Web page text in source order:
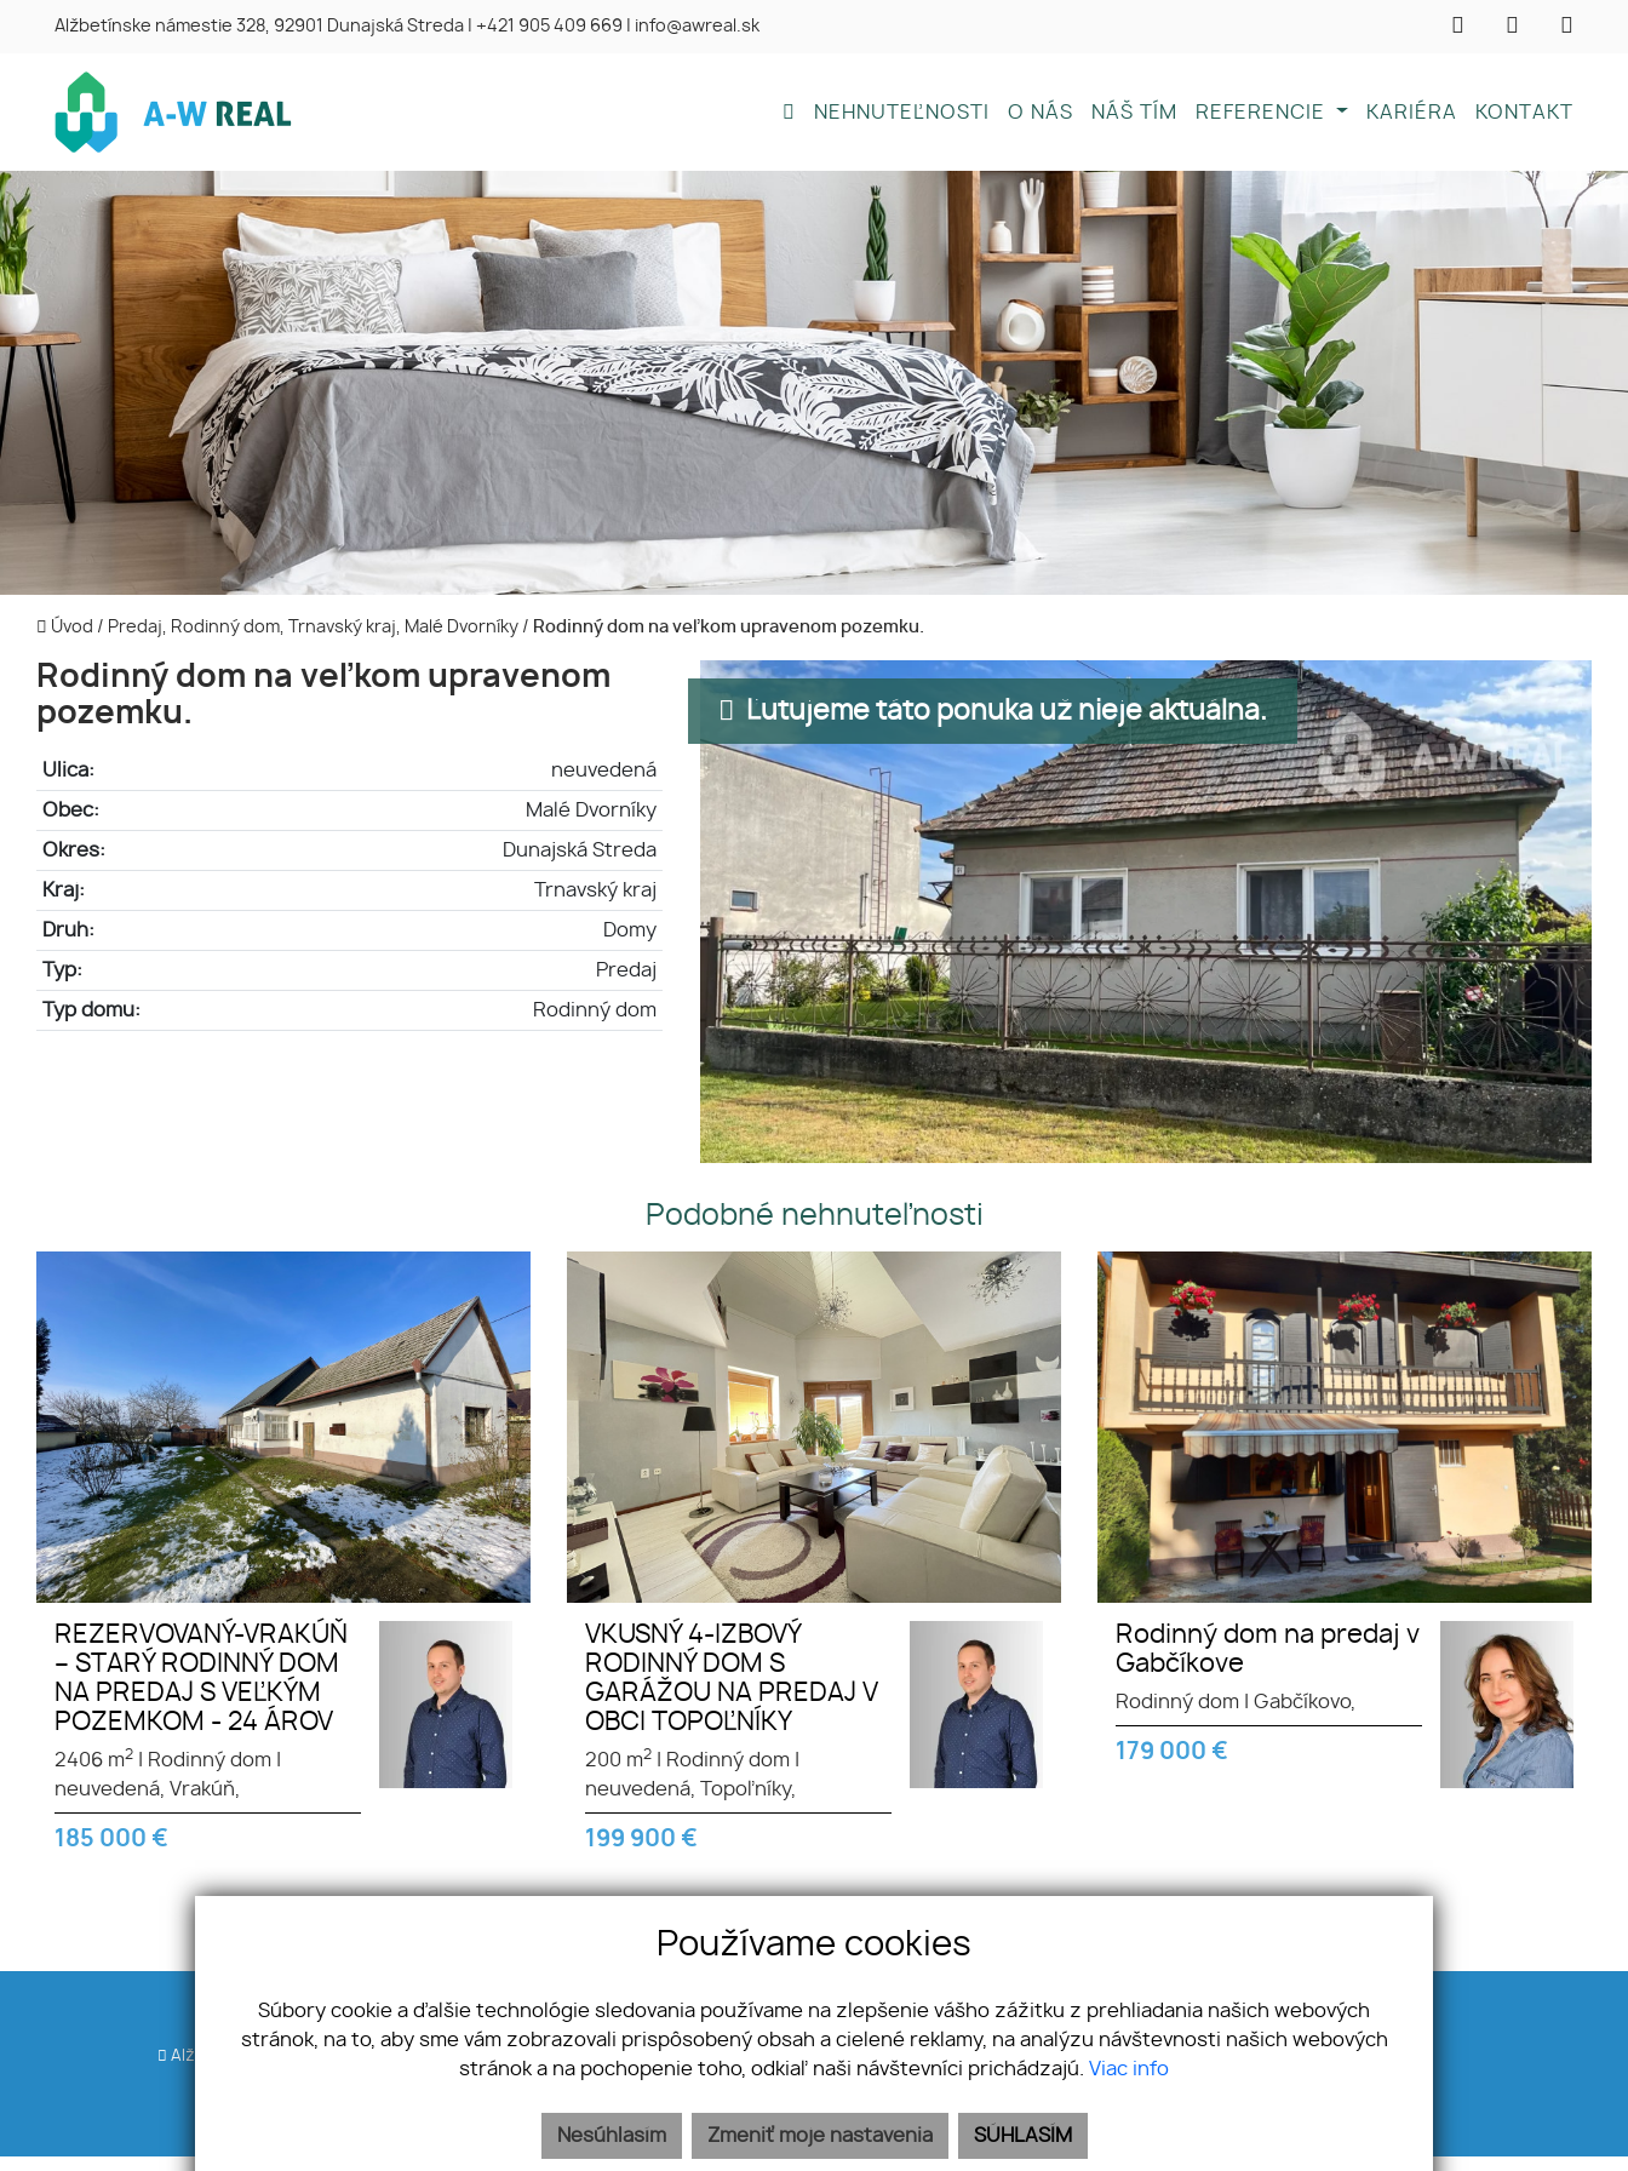
Alžbetínske námestie 328, 92901 Dunajská Streda +421 905 409 669 info@awreal.sk
NEHNUTEĽNOSTI O NÁS NÁŠ TÍM REFERENCIE KARIÉRA KONTAKT
Úvod / Predaj, Rodinný dom, Trnavský kraj, Malé Dvorníky / Rodinný dom na veľkom upravenom pozemku.
Rodinný dom na veľkom upravenom
pozemku.
Ulica: neuvedená
Obec: Malé Dvorníky
Okres: Dunajská Streda
Kraj: Trnavský kraj
Druh: Domy
Typ: Predaj
Typ domu: Rodinný dom
Ľutujeme táto ponuka už nieje aktuálna.
Podobné nehnuteľnosti
REZERVOVANÝ-VRAKÚŇ
– STARÝ RODINNÝ DOM
NA PREDAJ S VEĽKÝM
POZEMKOM - 24 ÁROV
2406 m2 Rodinný dom
neuvedená, Vrakúň,
185 000 €
VKUSNÝ 4-IZBOVÝ
RODINNÝ DOM S
GARÁŽOU NA PREDAJ V
OBCI TOPOĽNÍKY
200 m2 Rodinný dom
neuvedená, Topoľníky,
199 900 €
Ůžasný víkendový dom na
predaj v Gabčíkove časť
Prístav.
Rodinný dom na predaj v
Gabčíkove
Rodinný dom Gabčíkovo,
179 000 €
Adresa
Alžbetínske námestie 328, 92901 Dunajská Streda
Telefón
+421 905 409 669
E-mail
Používame cookies
Súbory cookie a ďalšie technológie sledovania používame na zlepšenie vášho zážitku z prehliadania našich webových
stránok, na to, aby sme vám zobrazovali prispôsobený obsah a cielené reklamy, na analýzu návštevnosti našich webových
stránok a na pochopenie toho, odkiaľ naši návštevníci prichádzajú. Viac info
SÚHLASÍM
Nesúhlasím Zmeniť moje nastavenia